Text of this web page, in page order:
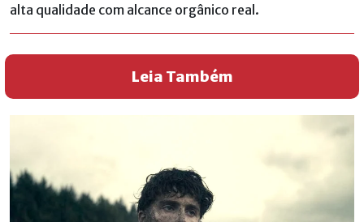
alta qualidade com alcance orgânico real.
Leia Também